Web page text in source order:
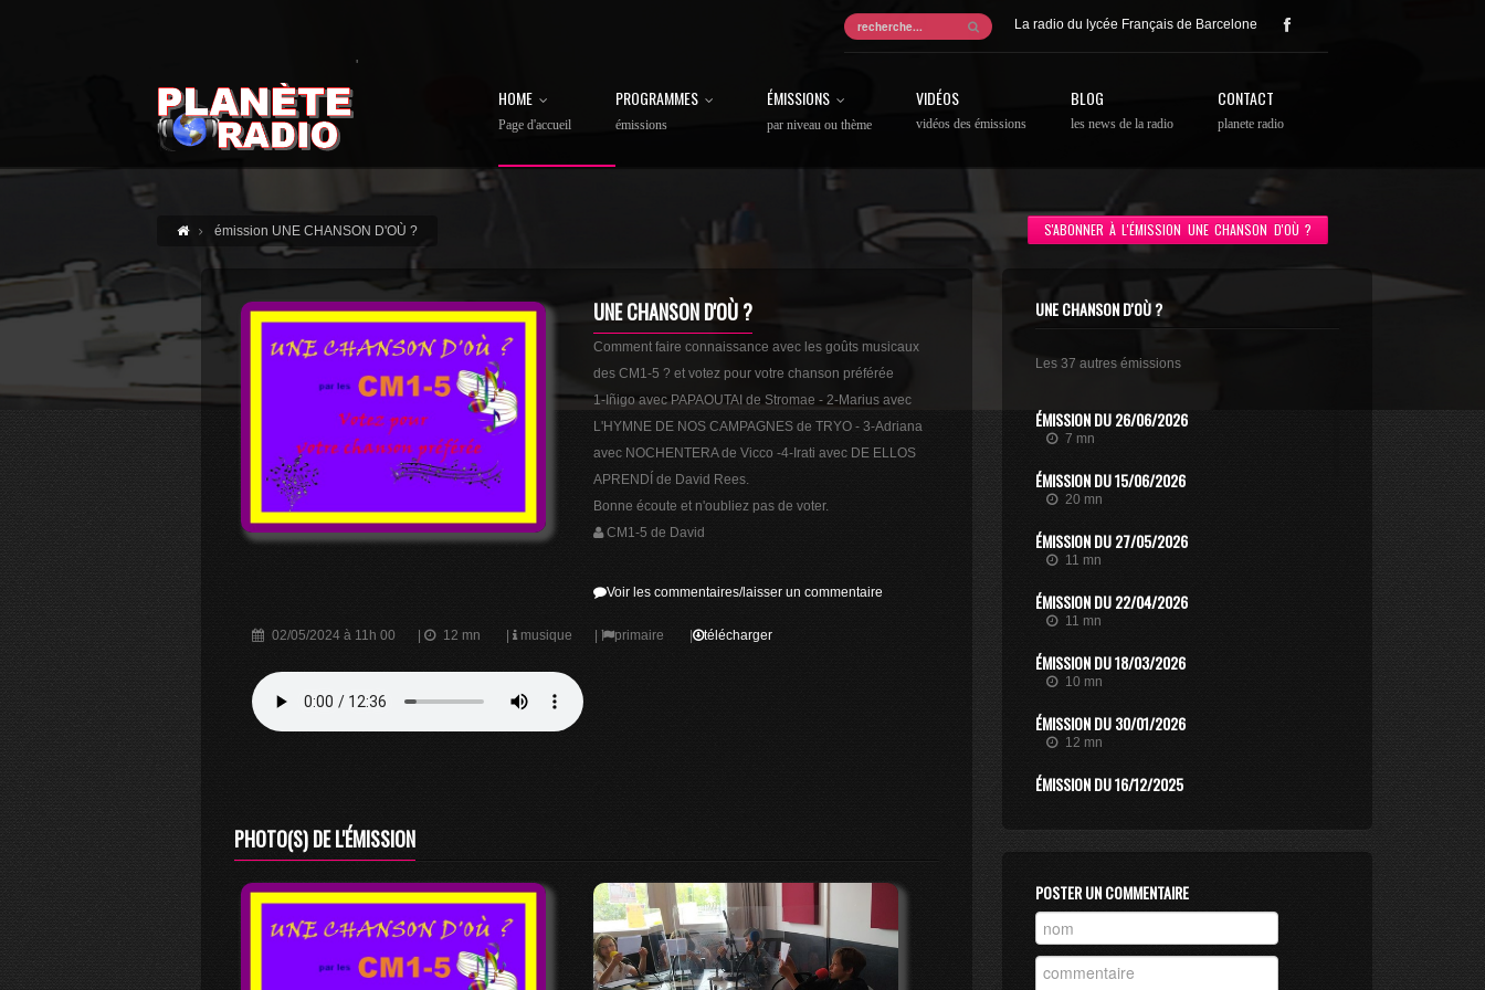
La radio du lycée Français de Barcelone
'
HOME
Page d'accueil
PROGRAMMES
émissions
ÉMISSIONS
par niveau ou thème
VIDÉOS
vidéos des émissions
BLOG
les news de la radio
CONTACT
planete radio
émission UNE CHANSON D'OÙ ? S'ABONNER À L'ÉMISSION UNE CHANSON D'OÙ ?
UNE CHANSON D'OÙ ?
Comment faire connaissance avec les goûts musicaux
des CM1-5 ? et votez pour votre chanson préférée
1-Iñigo avec PAPAOUTAI de Stromae - 2-Marius avec
L'HYMNE DE NOS CAMPAGNES de TRYO - 3-Adriana
avec NOCHENTERA de Vicco -4-Irati avec DE ELLOS
APRENDÍ de David Rees.
Bonne écoute et n'oubliez pas de voter.
CM1-5 de David
Voir les commentaires/laisser un commentaire
02/05/2024 à 11h 00 12 mn musique primaire | télécharger
PHOTO(S) DE L'ÉMISSION
UNE CHANSON D'OÙ ?
Les 37 autres émissions
ÉMISSION DU 26/06/2026
7 mn
ÉMISSION DU 15/06/2026
20 mn
ÉMISSION DU 27/05/2026
11 mn
ÉMISSION DU 22/04/2026
11 mn
ÉMISSION DU 18/03/2026
10 mn
ÉMISSION DU 30/01/2026
12 mn
ÉMISSION DU 16/12/2025
ÉMISSION DU 13/06/2025
12 mn
ÉMISSION DU 05/06/2025
POSTER UN COMMENTAIRE